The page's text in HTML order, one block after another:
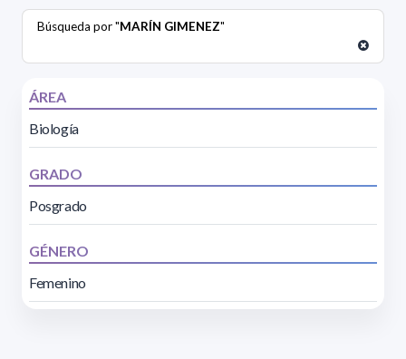
Búsqueda por "MARÍN GIMENEZ"
ÁREA
Biología
GRADO
Posgrado
GÉNERO
Femenino